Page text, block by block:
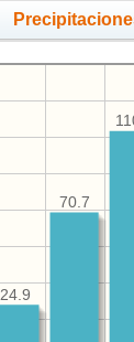
70.7
24.9